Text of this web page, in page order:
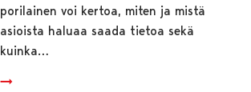
porilainen voi kertoa, miten ja mistä
asioista haluaa saada tietoa sekä
kuinka…